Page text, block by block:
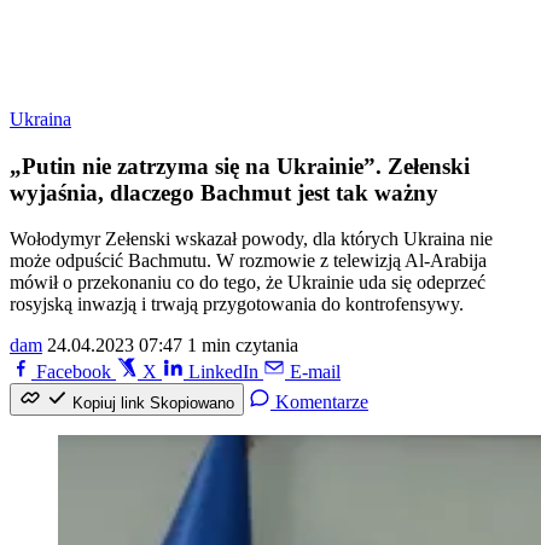
Ukraina
„Putin nie zatrzyma się na Ukrainie”. Zełenski
wyjaśnia, dlaczego Bachmut jest tak ważny
Wołodymyr Zełenski wskazał powody, dla których Ukraina nie
może odpuścić Bachmutu. W rozmowie z telewizją Al-Arabija
mówił o przekonaniu co do tego, że Ukrainie uda się odeprzeć
rosyjską inwazją i trwają przygotowania do kontrofensywy.
dam 24.04.2023 07:47 1 min czytania
Facebook
X LinkedIn E-mail
Kopiuj link Skopiowano Komentarze